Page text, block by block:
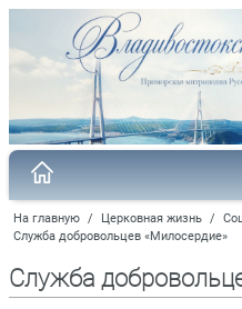
На главную / Церковная жизнь /
Служба добровольцев «Милосердие»
Служба